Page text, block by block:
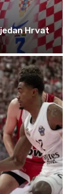
jedan Hrvat